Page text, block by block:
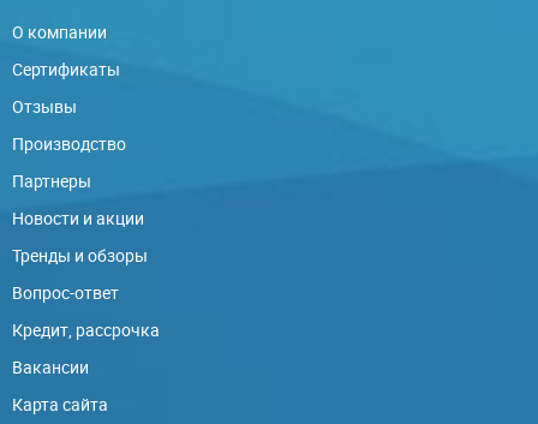
О компании
Сертификаты
Отзывы
Производство
Партнеры
Новости и акции
Тренды и обзоры
Вопрос-ответ
Кредит, рассрочка
Вакансии
Карта сайта